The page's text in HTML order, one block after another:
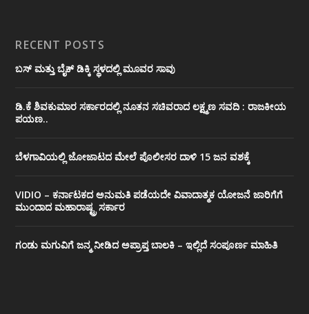
RECENT POSTS
ಬಸ್ ಮತ್ತು ಬೈಕ್ ಡಿಕ್ಕಿ ಸ್ಥಳದಲ್ಲಿ ಮೂವರ ಸಾವು
ಡಿ.ಕೆ ಶಿವಕುಮಾರ ಸರ್ಕಾರದಲ್ಲಿ ನೂತನ ಸಚಿವರಾದ ಲಕ್ಷ್ಮಣ ಸವದಿ : ರಾಜಕೀಯ
ಪಯಣ..
ಬೆಳಗಾವಿಯಲ್ಲಿ ಜೋಜಾಟದ ಮೇಲೆ ಪೊಲೀಸರ ದಾಳಿ 15 ಜನ ವಶಕ್ಕೆ
VIDIO – ಕರ್ನಾಟಕದ ಅನುಮತಿ ಪಡೆಯದೇ ವಿವಾದಾತ್ಮಕ ಯೋಜನೆ ಜಾರಿಗೆಗೆ
ಮುಂದಾದ ಮಹಾರಾಷ್ಟ್ರ ಸರ್ಕಾರ
ಗಂಡು ಮಗುವಿಗೆ ಜನ್ಮ ನೀಡಿದ ಅಪ್ರಾಪ್ತ ಬಾಲಕಿ – ಇಲ್ಲಿದೆ ಸಂಪೂರ್ಣ ಮಾಹಿತಿ